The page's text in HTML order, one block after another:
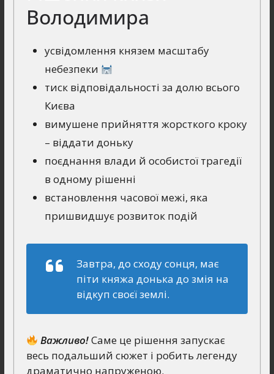
Володимира
усвідомлення князем масштабу
небезпеки
тиск відповідальності за долю всього
Києва
вимушене прийняття жорсткого кроку
– віддати доньку
поєднання влади й особистої трагедії
в одному рішенні
встановлення часової межі, яка
пришвидшує розвиток подій
Завтра, до сходу сонця, має
піти княжа донька до змія на
відкуп своєї землі.
Важливо!Саме це рішення запускає
весь подальший сюжет і робить легенду
драматично напруженою.